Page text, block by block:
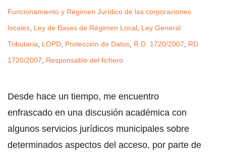
Funcionamiento y Régimen Jurídico de las corporaciones
locales Ley de Bases de Régimen Local Ley General
Tributaria
LOPD Protección de Datos R.D. 1720/2007
RD
1720/2007
Responsable del fichero
Desde hace un tiempo, me encuentro
enfrascado en una discusión académica con
algunos servicios jurídicos municipales sobre
determinados aspectos del acceso, por parte de